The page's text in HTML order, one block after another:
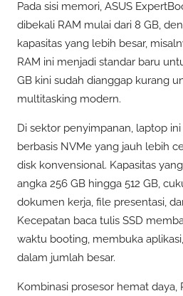
Pada sisi memori, ASUS
dibekali RAM mulai dari 8 GB,
kapasitas yang lebih besar,
RAM ini menjadi standar baru
GB kini sudah dianggap kurang
multitasking modern.
Di sektor penyimpanan, laptop
berbasis NVMe yang jauh lebih
disk konvensional. Kapasitas
angka 256 GB hingga 512 GB,
dokumen kerja, file presentasi,
Kecepatan baca tulis SSD
waktu booting, membuka
dalam jumlah besar.
Kombinasi prosesor hemat daya,